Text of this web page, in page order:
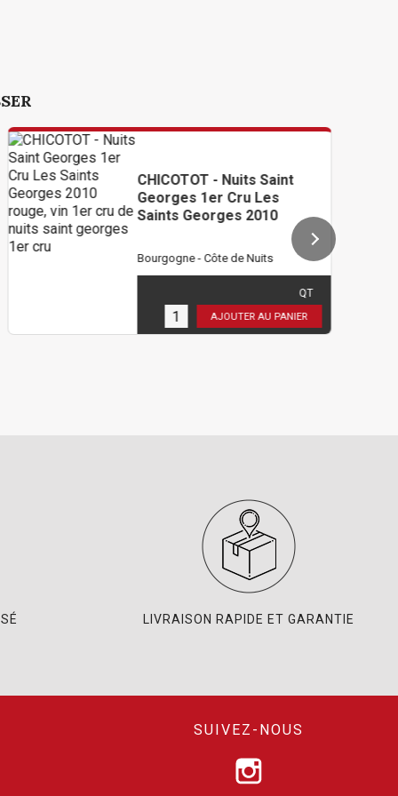
CHICOTOT - Nuits Saint
Georges 1er Cru Les
Saints Georges 2010
Bourgogne - Côte de Nuits
AJOUTER AU PANIER
LIVRAISON RAPIDE ET GARANTIE
SUIVEZ-NOUS